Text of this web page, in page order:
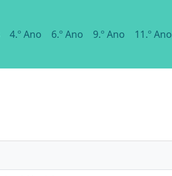
4.º Ano 6.º Ano 9.º Ano 11.º Ano